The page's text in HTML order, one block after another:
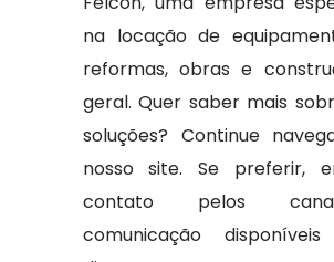
na locação de
reformas, obras e
geral. Quer saber mais
soluções? Continue
nosso site. Se preferir,
contato pelos
comunicação